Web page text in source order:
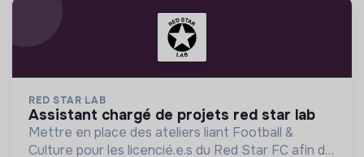
RED STAR LAB
assistant chargé de projets red star lab
Mettre en place des ateliers liant Football &
Culture pour les licencié.e.s du Red Star FC afin de